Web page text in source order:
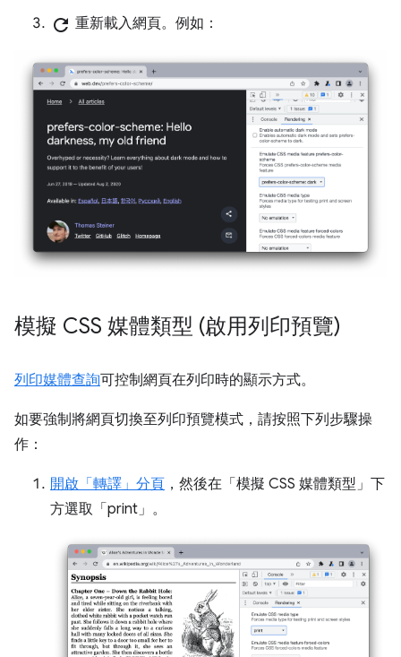
refresh 重新載入網頁。例如：
模擬 CSS 媒體類型 (啟用列印預覽)
列印媒體查詢可控制網頁在列印時的顯示方式。
如要強制將網頁切換至列印預覽模式，請按照下列步驟操
作：
開啟「轉譯」 分頁 ，然後在「模擬 CSS 媒體類型」 下
方選取「print」 。